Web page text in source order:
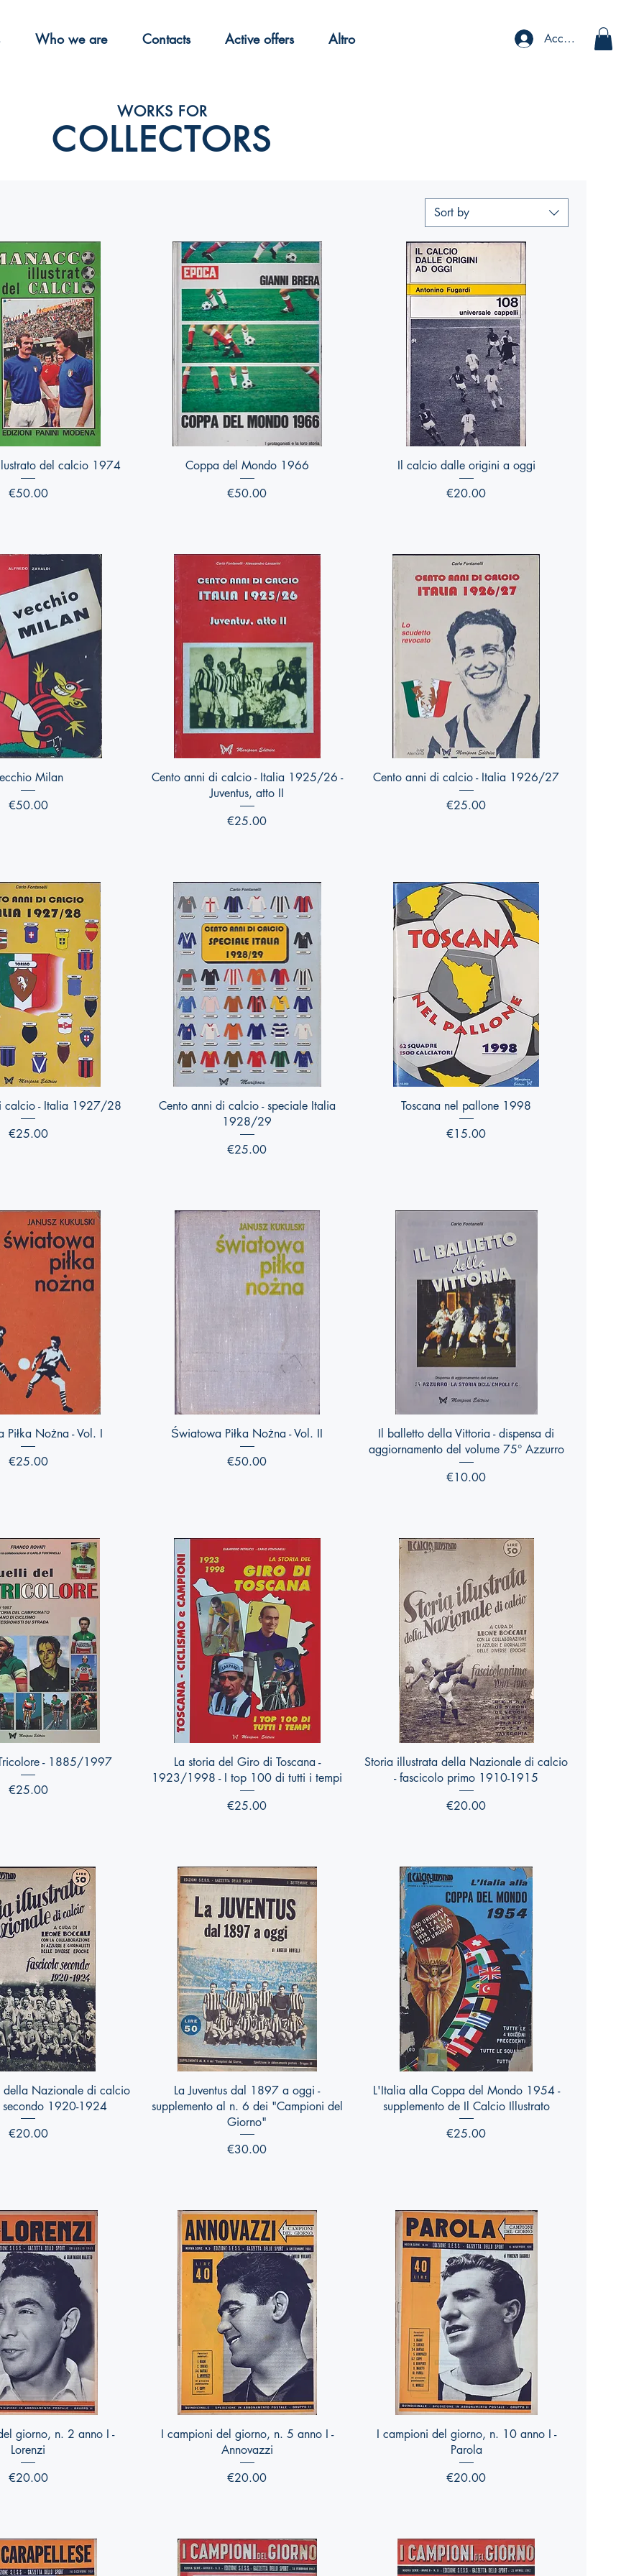
Who we are Contacts Active offers Altro Accedi
WORKS FOR
COLLECTORS
Sort by
Quick Viewdel calcio 1974
Price
€50.00
Quick View
Coppa del Mondo 1966
Price
€50.00
Quick View
Il calcio dalle origini a oggi
Price
€20.00
Quick View
Milan
Price
€50.00
Quick View
Cento anni di calcio - Italia 1925/26 -
Juventus, atto II
Price
€25.00
Quick View
Cento anni di calcio - Italia 1926/27
Price
€25.00
Quick View
calcio - Italia 1927/28
Price
€25.00
Quick View
Cento anni di calcio - speciale Italia
1928/29
Price
€25.00
Quick View
Toscana nel pallone 1998
Price
€15.00
Quick View
Piłka Nożna - Vol. I
Price
€25.00
Quick View
Światowa Piłka Nożna - Vol. II
Price
€50.00
Quick View
Il balletto della Vittoria - dispensa di
aggiornamento del volume 75° Azzurro
Price
€10.00
Quick View- 1885/1997
Price
€25.00
Quick View
La storia del Giro di Toscana -
1923/1998 - I top 100 di tutti i tempi
Price
€25.00
Quick View
Storia illustrata della Nazionale di calcio
- fascicolo primo 1910-1915
Price
€20.00
Quick View
della Nazionale di calcio
secondo 1920-1924
Price
€20.00
Quick View
La Juventus dal 1897 a oggi -
supplemento al n. 6 dei "Campioni del
Giorno"
Price
€30.00
Quick View
L'Italia alla Coppa del Mondo 1954 -
supplemento de Il Calcio Illustrato
Price
€25.00
Quick View
giorno, n. 2 anno I -
Lorenzi
Price
€20.00
Quick View
I campioni del giorno, n. 5 anno I -
Annovazzi
Price
€20.00
Quick View
I campioni del giorno, n. 10 anno I -
Parola
Price
€20.00